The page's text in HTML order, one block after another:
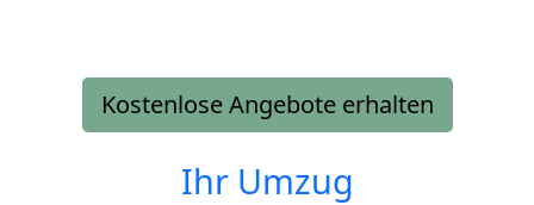
Kostenlose Angebote erhalten
Ihr Umzug